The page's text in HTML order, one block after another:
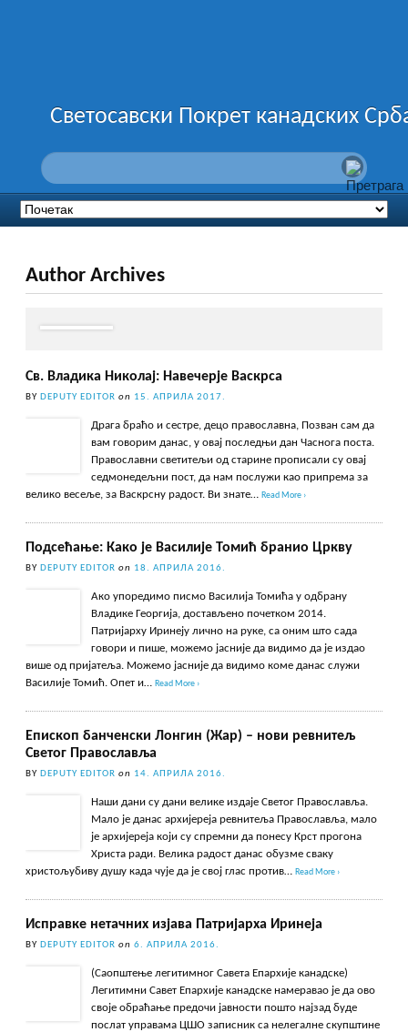
Светосавски Покрет канадских
Author Archives
Св. Владика Николај: Навечерје Васкрса
BYDEPUTY EDITOR on 15. АПРИЛА 2017.
Драга браћо и сестре, децо православна, Позван сам да
вам говорим данас, у овај последњи дан Часнога поста.
Православни светитељи од старине прописали су овај
седмонедељни пост, да нам послужи као припрема за
велико весеље, за Васкрсну радост. Ви знате…Read More ›
Подсећање: Како је Василије Томић бранио Цркву
BYDEPUTY EDITOR on 18. АПРИЛА 2016.
Ако упоредимо писмо Василија Томића у одбрану
Владике Георгија, достављено почетком 2014.
Патријарху Иринеју лично на руке, са оним што сада
говори и пише, можемо јасније да видимо да је издао
више од пријатеља. Можемо јасније да видимо коме данас служи
Василије Томић. Опет и…Read More ›
Епископ банченски Лонгин (Жар) – нови ревнитељ
Светог Православља
BYDEPUTY EDITOR on 14. АПРИЛА 2016.
Наши дани су дани велике издаје Светог Православља.
Мало је данас архијереја ревнитеља Православља, мало
је архијереја који су спремни да понесу Крст прогона
Христа ради. Велика радост данас обузме сваку
христољубиву душу када чује да је свој глас против…Read More ›
Исправке нетачних изјава Патријарха Иринеја
BYDEPUTY EDITOR on 6. АПРИЛА 2016.
(Саопштење легитимног Савета Епархије канадске)
Легитимни Савет Епархије канадске намеравао је да ово
своје обраћање предочи јавности пошто најзад буде
послат управама ЦШО записник са нелегалне скупштине